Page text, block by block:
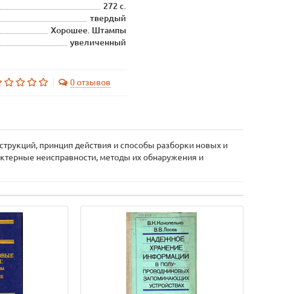
272 с.
твердый
Хорошее. Штампы
увеличенный
0 отзывов
принцип действия и способы разборки новых и
неисправности, методы их обнаружения и